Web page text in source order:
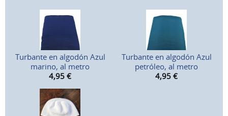
Turbante en algodón Azul
marino, al metro
4,95 €
Turbante en algodón Azul
petróleo, al metro
4,95 €